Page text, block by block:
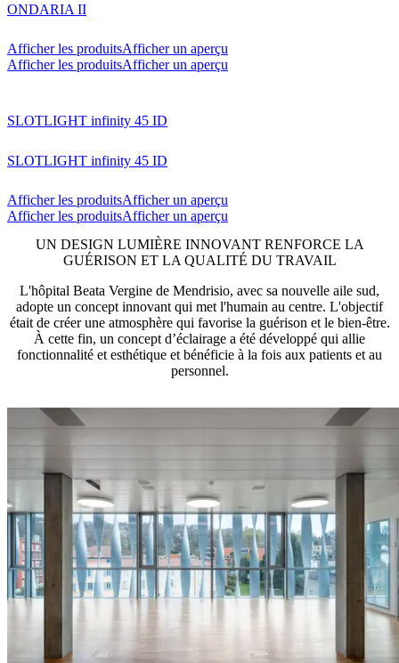
ONDARIA II
Afficher les produitsAfficher un aperçu
Afficher les produitsAfficher un aperçu
SLOTLIGHT infinity 45 ID
SLOTLIGHT infinity 45 ID
Afficher les produitsAfficher un aperçu
Afficher les produitsAfficher un aperçu
UN DESIGN LUMIÈRE INNOVANT RENFORCE LA
GUÉRISON ET LA QUALITÉ DU TRAVAIL
L'hôpital Beata Vergine de Mendrisio, avec sa nouvelle aile sud,
adopte un concept innovant qui met l'humain au centre. L'objectif
était de créer une atmosphère qui favorise la guérison et le bien-être.
À cette fin, un concept d’éclairage a été développé qui allie
fonctionnalité et esthétique et bénéficie à la fois aux patients et au
personnel.​